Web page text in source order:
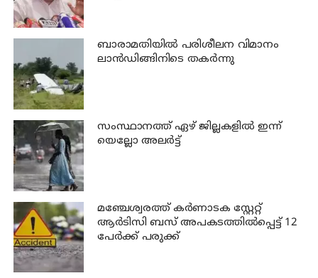
ബാരാമതിയില്‍ പരിശീലന വിമാനം
ലാന്‍ഡിങ്ങിനിടെ തകര്‍ന്നു
സംസ്ഥാനത്ത് ഏഴ് ജില്ലകളില്‍ ഇന്ന്
യെല്ലോ അലര്‍ട്ട്
മഞ്ചേശ്വരത്ത് കര്‍ണാടക സ്റ്റേറ്റ്
ആര്‍ടിസി ബസ് അപകടത്തില്‍പ്പെട്ട് 12
പേര്‍ക്ക് പരുക്ക്